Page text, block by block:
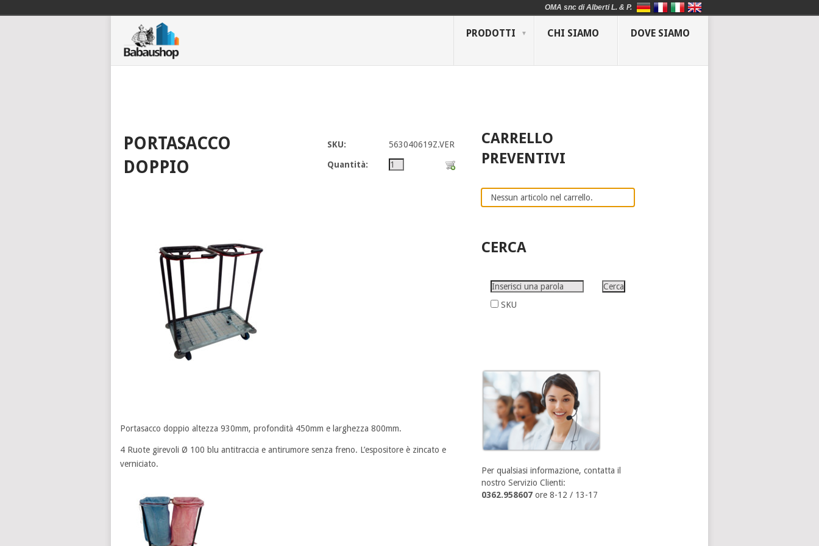
PRODOTTI CHI SIAMO DOVE SIAMO
PORTASACCO
DOPPIO
SKU: 563040619Z.VER
Quantità:
Portasacco doppio altezza 930mm, profondità 450mm e larghezza 800mm.
4 Ruote girevoli Ø 100 blu antitraccia e antirumore senza freno. L’espositore è zincato e
verniciato.
CARRELLO
PREVENTIVI
Nessun articolo nel carrello.
CERCA
SKU
Per qualsiasi informazione, contatta il
nostro Servizio Clienti:
0362.958607 ore 8-12 / 13-17
OMA snc di Alberti L. & P.